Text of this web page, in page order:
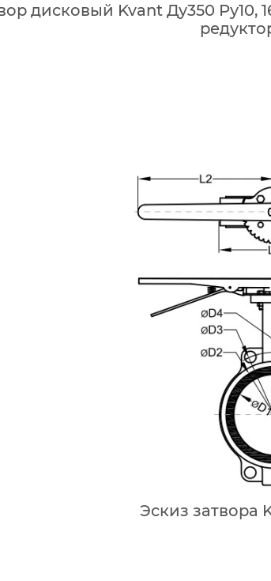
дисковый Kvant Ду350 Ру10,
Эскиз затвора